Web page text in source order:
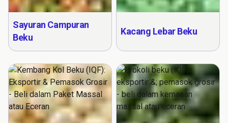
Sayuran Campuran
Beku
Kacang Lebar Beku